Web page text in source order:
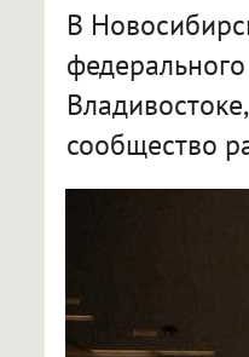
В
сообщество